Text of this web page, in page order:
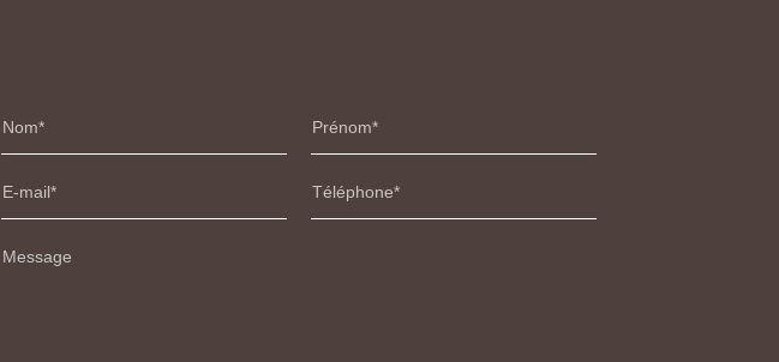
Nom Prénom
E-mail Téléphone
Message